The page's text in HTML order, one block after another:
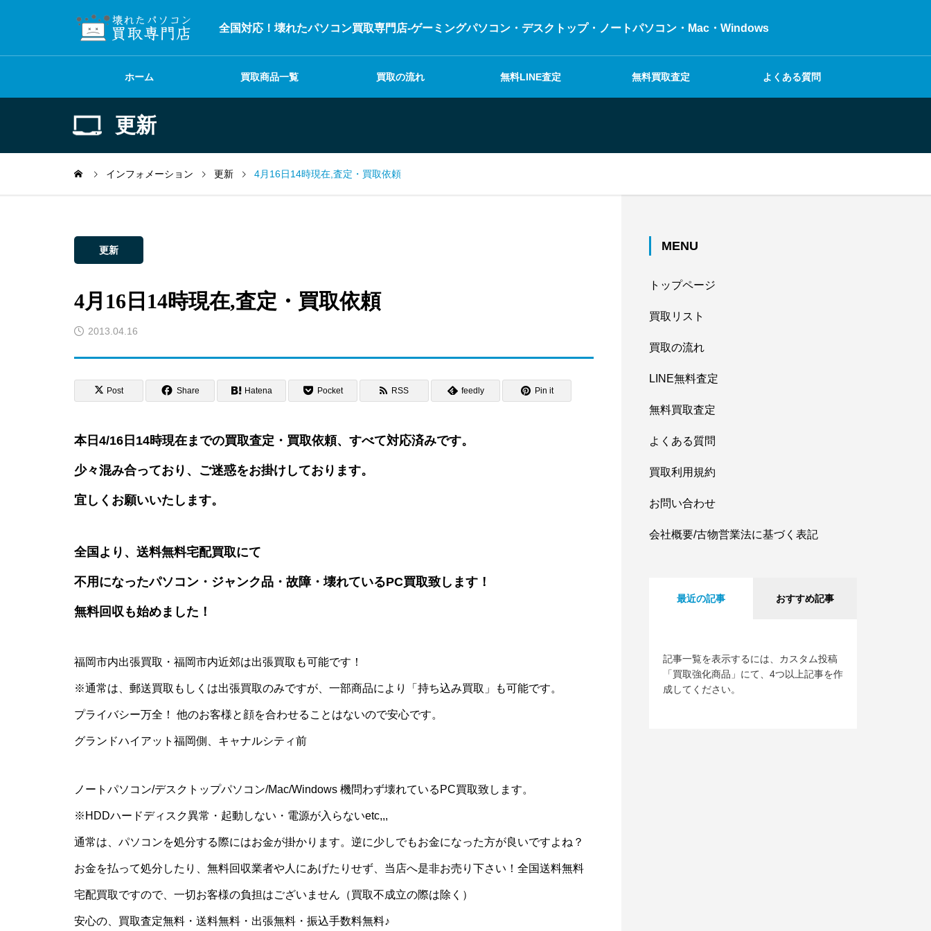
全国対応！壊れたパソコン買取専門店-ゲーミングパソコン・デスクトップ・ノートパソコン・Mac・Windows
ホーム 買取商品一覧 買取の流れ 無料LINE査定 無料買取査定 よくある質問
更新
インフォメーション 更新 4月16日14時現在,査定・買取依頼
更新
4月16日14時現在,査定・買取依頼
2013.04.16
Post Share Hatena Pocket RSS feedly Pin it
本日4/16日14時現在までの買取査定・買取依頼、すべて対応済みです。
少々混み合っており、ご迷惑をお掛けしております。
宜しくお願いいたします。
全国より、送料無料宅配買取にて
不用になったパソコン・ジャンク品・故障・壊れているPC買取致します！
無料回収も始めました！
福岡市内出張買取・福岡市内近郊は出張買取も可能です！
※通常は、郵送買取もしくは出張買取のみですが、一部商品により「持ち込み買取」も可能です。
プライバシー万全！ 他のお客様と顔を合わせることはないので安心です。
グランドハイアット福岡側、キャナルシティ前
ノートパソコン/デスクトップパソコン/Mac/Windows 機問わず壊れているPC買取致します。
※HDDハードディスク異常・起動しない・電源が入らないetc,,,
通常は、パソコンを処分する際にはお金が掛かります。逆に少しでもお金になった方が良いですよね？
お金を払って処分したり、無料回収業者や人にあげたりせず、当店へ是非お売り下さい！全国送料無料
宅配買取ですので、一切お客様の負担はございません（買取不成立の際は除く）
安心の、買取査定無料・送料無料・出張無料・振込手数料無料♪
MENU
トップページ
買取リスト
買取の流れ
LINE無料査定
無料買取査定
よくある質問
買取利用規約
お問い合わせ
会社概要/古物営業法に基づく表記
最近の記事 おすすめ記事
記事一覧を表示するには、カスタム投稿
「買取強化商品」にて、4つ以上記事を作
成してください。